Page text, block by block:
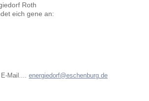
Roth
eich gene an:
Mail.... energiedorf@eschenburg.de